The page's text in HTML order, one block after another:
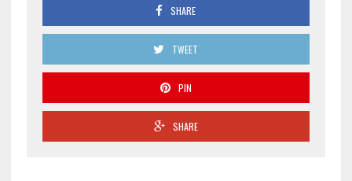
SHARE
TWEET
PIN
SHARE